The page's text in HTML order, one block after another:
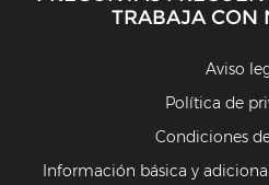
TRABAJA CON
Aviso
Política de
Condiciones
Información básica y